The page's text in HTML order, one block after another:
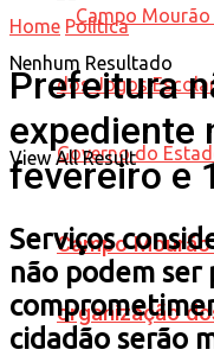
Campo
organização
Nenhum Resultado
View All Result
Home Política
Prefeitura
expediente
fevereiro e
Serviços
não podem ser
cidadão serão